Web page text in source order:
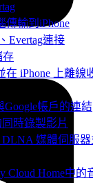
傳輸到iPhone
Evertag連接
存
在 iPhone 上離線
帳戶的連結
時錄製影片
DLNA 媒體伺服
Cloud Home中的